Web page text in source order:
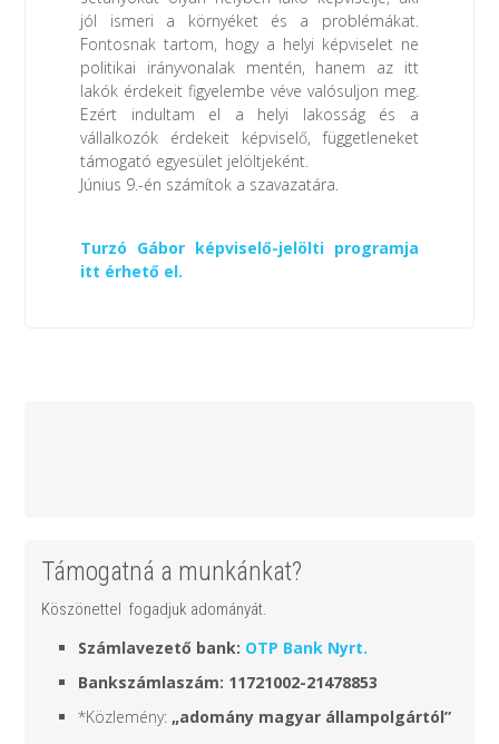
jól ismeri a környéket és a problémákat.
Fontosnak tartom, hogy a helyi képviselet ne
politikai irányvonalak mentén, hanem az itt
lakók érdekeit figyelembe véve valósuljon meg.
Ezért indultam el a helyi lakosság és a
vállalkozók érdekeit képviselő, függetleneket
támogató egyesület jelöltjeként.
Június 9.-én számítok a szavazatára.
Turzó Gábor képviselő-jelölti programja
itt érhető el.
Támogatná a munkánkat?
Köszönettel fogadjuk adományát.
Számlavezető bank: OTP Bank Nyrt.
Bankszámlaszám: 11721002-21478853
*Közlemény: „adomány magyar állampolgártól”